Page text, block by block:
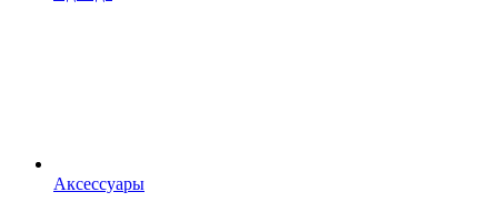
Аксессуары